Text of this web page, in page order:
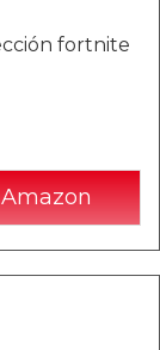
fortnite